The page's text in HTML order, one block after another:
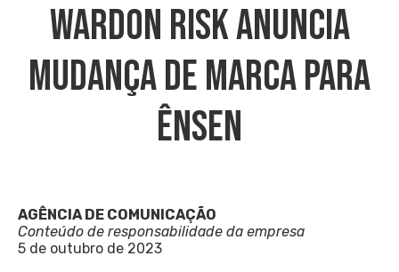
Wardon Risk Anuncia
Mudança De Marca Para
Ênsen
AGÊNCIA DE COMUNICAÇÃO
Conteúdo de responsabilidade da empresa
5 de outubro de 2023